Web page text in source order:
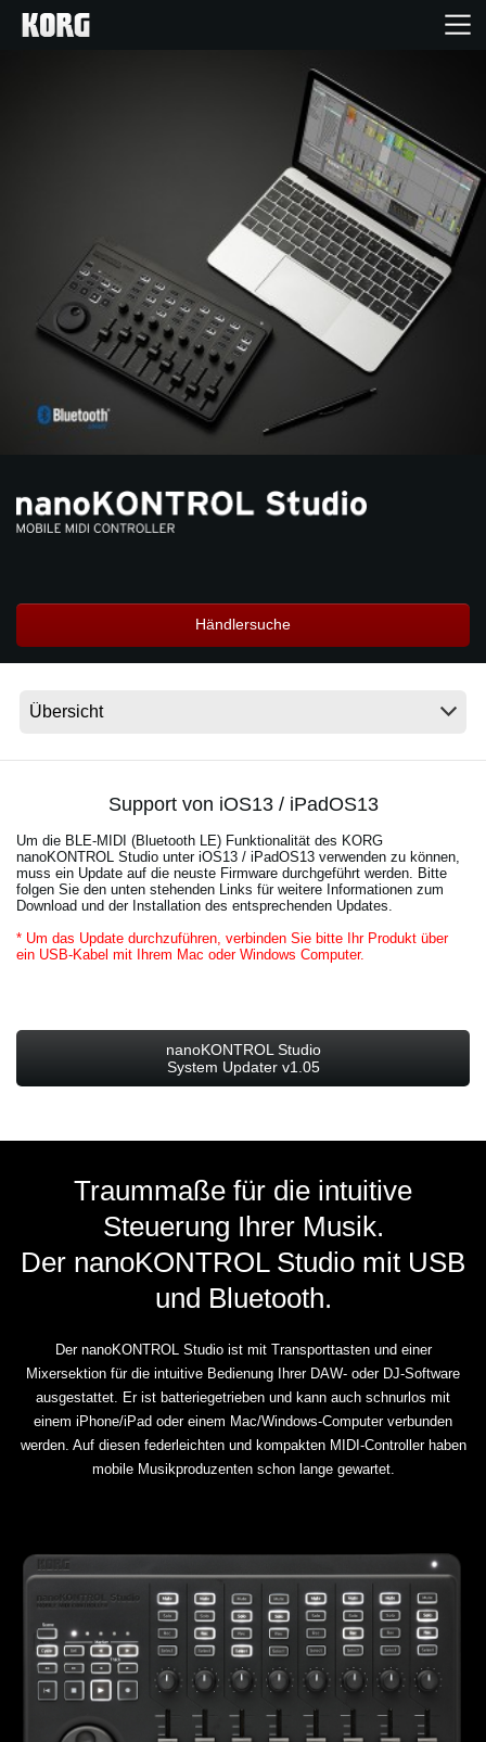
Events
Support
Händlersuche
Gebiet / Land
Social Media
Händlersuche
Support von iOS13 / iPadOS13
Um die BLE-MIDI (Bluetooth LE) Funktionalität des KORG
nanoKONTROL Studio unter iOS13 / iPadOS13 verwenden zu können,
muss ein Update auf die neuste Firmware durchgeführt werden. Bitte
folgen Sie den unten stehenden Links für weitere Informationen zum
Download und der Installation des entsprechenden Updates.
* Um das Update durchzuführen, verbinden Sie bitte Ihr Produkt über
ein USB-Kabel mit Ihrem Mac oder Windows Computer.
nanoKONTROL Studio
System Updater v1.05
Traummaße für die intuitive
Steuerung Ihrer Musik.
Der nanoKONTROL Studio mit USB
und Bluetooth.
Der nanoKONTROL Studio ist mit Transporttasten und einer
Mixersektion für die intuitive Bedienung Ihrer DAW- oder DJ-Software
ausgestattet. Er ist batteriegetrieben und kann auch schnurlos mit
einem iPhone/iPad oder einem Mac/Windows-Computer verbunden
werden. Auf diesen federleichten und kompakten MIDI-Controller haben
mobile Musikproduzenten schon lange gewartet.